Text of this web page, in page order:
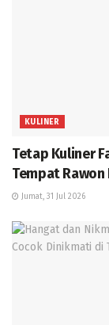
KULINER
Tetap Kuliner
Tempat
Jumat, 31 Jul 2026